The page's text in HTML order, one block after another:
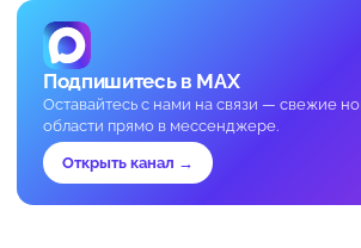
Подпишитесь в MAX
Оставайтесь с нами на связи — свежие
области прямо в мессенджере.
Открыть канал →